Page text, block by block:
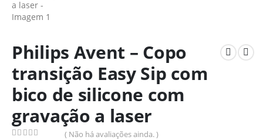
Philips Avent – Copo
transição Easy Sip com
bico de silicone com
gravação a laser
( Não há avaliações ainda. )